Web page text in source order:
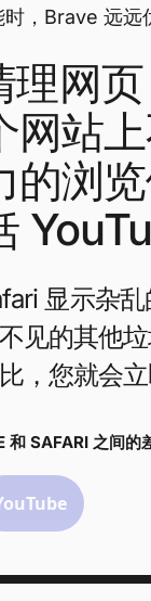
，Brave 远远
理网
网站
的浏
显示杂
见的其他
，您就会
和 SAFARI 之间的